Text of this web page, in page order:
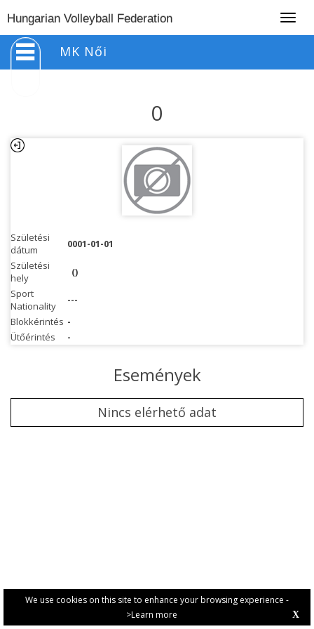
We use cookies on this site to enhance your browsing experience -
>Learn more
X
Hungarian Volleyball Federation
MK Női
0
Születési
dátum
0001-01-01
Születési
hely
()
Sport
Nationality
---
Blokkérintés -
Ütőérintés
-
Események
Nincs elérhető adat